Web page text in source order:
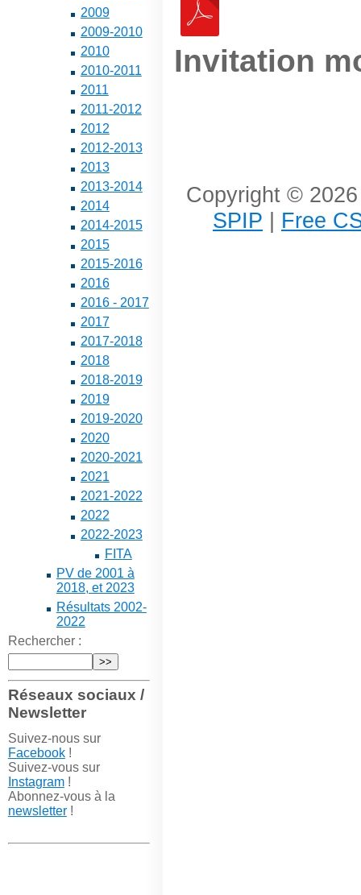
2009
2009-2010
2010
2010-2011
2011
2011-2012
2012
2012-2013
2013
2013-2014
2014
2014-2015
2015
2015-2016
2016
2016 - 2017
2017
2017-2018
2018
2018-2019
2019
2019-2020
2020
2020-2021
2021
2021-2022
2022
2022-2023
FITA
PV de 2001 à
2018, et 2023
Résultats 2002-
2022
Rechercher :
Réseaux sociaux /
Newsletter
Suivez-nous sur
Facebook!
Suivez-vous sur
Instagram!
Abonnez-vous à la
newsletter!
Invitation
Copyright ©
SPIP | Free